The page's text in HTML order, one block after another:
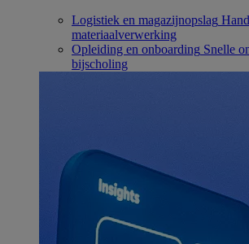
Logistiek en magazijnopslag
materiaalverwerking
Opleiding en onboarding Snelle
bijscholing